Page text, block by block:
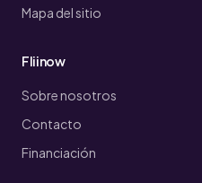
Mapa del sitio
Fliinow
Sobre nosotros
Contacto
Financiación